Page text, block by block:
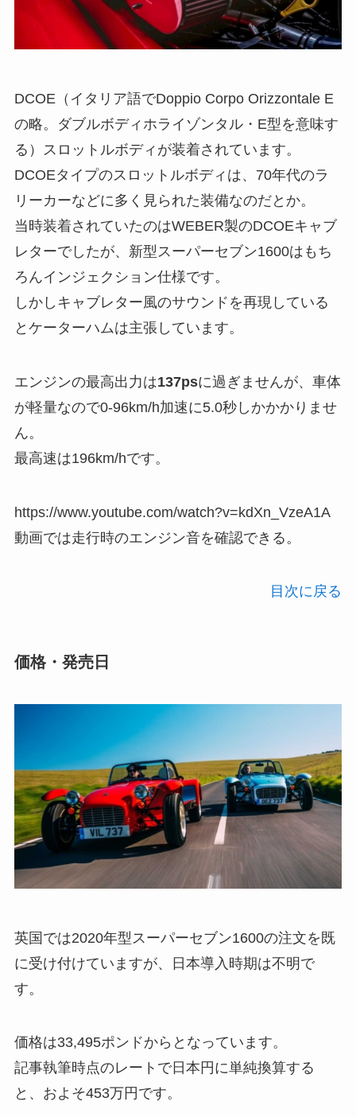
DCOE（イタリア語でDoppio Corpo Orizzontale E
の略。ダブルボディホライゾンタル・E型を意味す
る）スロットルボディが装着されています。
DCOEタイプのスロットルボディは、70年代のラ
リーカーなどに多く見られた装備なのだとか。
当時装着されていたのはWEBER製のDCOEキャブ
レターでしたが、新型スーパーセブン1600はもち
ろんインジェクション仕様です。
しかしキャブレター風のサウンドを再現している
とケーターハムは主張しています。
エンジンの最高出力は137psに過ぎませんが、車体
が軽量なので0-96km/h加速に5.0秒しかかかりませ
ん。
最高速は196km/hです。
https://www.youtube.com/watch?v=kdXn_VzeA1A
動画では走行時のエンジン音を確認できる。
目次に戻る
価格・発売日
英国では2020年型スーパーセブン1600の注文を既
に受け付けていますが、日本導入時期は不明で
す。
価格は33,495ポンドからとなっています。
記事執筆時点のレートで日本円に単純換算する
と、およそ453万円です。